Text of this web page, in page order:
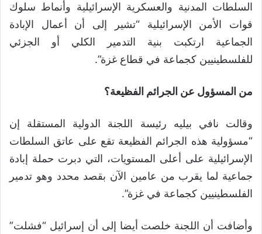
السلطات المدنية والعسكرية الإسرائيلية وأنماط سلوك
قوات الأمن الإسرائيلية “تشير إلى أن أعمال الإبادة
الجماعية ارتكبت بنية التدمير الكلي أو الجزئي
للفلسطينيين كجماعة في قطاع غزة”.
من المسؤول عن الجرائم الفظيعة؟
وقالت نافي بيليه رئيسة اللجنة الدولية المستقلة إن
“مسؤولية هذه الجرائم الفظيعة تقع على عاتق السلطات
الإسرائيلية على أعلى المستويات، التي دبرت حملة إبادة
جماعية لما يقرب من عامين الآن بقصد محدد وهو تدمير
الفلسطينيين كجماعة في غزة”.
وأضافت أن اللجنة خلصت أيضا إلى أن إسرائيل “فشلت”